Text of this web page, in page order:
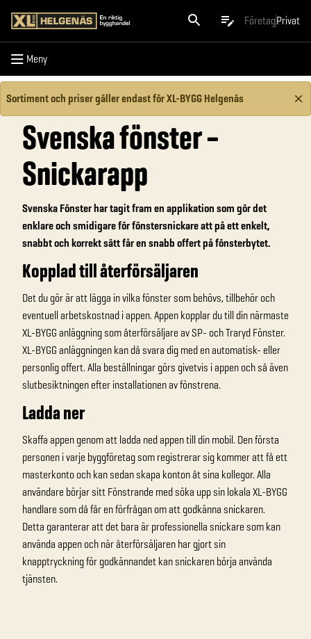
FöretagPrivat
Meny
Meny
Sortiment och priser gäller endast för XL-BYGG Helgenäs
Svenska fönster –
Snickarapp
Svenska Fönster har tagit fram en applikation som gör det
enklare och smidigare för fönstersnickare att på ett enkelt,
snabbt och korrekt sätt får en snabb offert på fönsterbytet.
Kopplad till återförsäljaren
Det du gör är att lägga in vilka fönster som behövs, tillbehör och
eventuell arbetskostnad i appen. Appen kopplar du till din närmaste
XL-BYGG anläggning som återförsäljare av SP- och Traryd Fönster.
XL-BYGG anläggningen kan då svara dig med en automatisk- eller
personlig offert. Alla beställningar görs givetvis i appen och så även
slutbesiktningen efter installationen av fönstrena.
Ladda ner
Skaffa appen genom att ladda ned appen till din mobil. Den första
personen i varje byggföretag som registrerar sig kommer att få ett
masterkonto och kan sedan skapa konton åt sina kollegor. Alla
användare börjar sitt Fönstrande med söka upp sin lokala XL-BYGG
handlare som då får en förfrågan om att godkänna snickaren.
Detta garanterar att det bara är professionella snickare som kan
använda appen och när återförsäljaren har gjort sin
knapptryckning för godkännandet kan snickaren börja använda
tjänsten.